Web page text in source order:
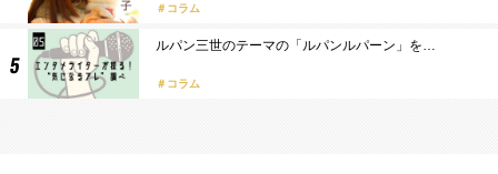
コラム
ルパン三世のテーマの「ルパンルパーン」を…
コラム